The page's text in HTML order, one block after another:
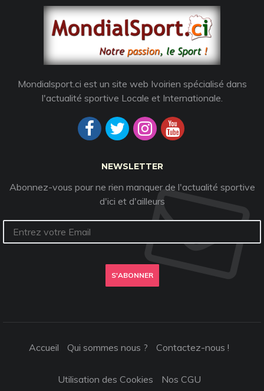
Mondialsport.ci est un site web Ivoirien spécialisé dans
l'actualité sportive Locale et Internationale.
NEWSLETTER
Abonnez-vous pour ne rien manquer de l'actualité sportive
d'ici et d'ailleurs
S'ABONNER
Accueil Qui sommes nous ? Contactez-nous !
Utilisation des Cookies Nos CGU